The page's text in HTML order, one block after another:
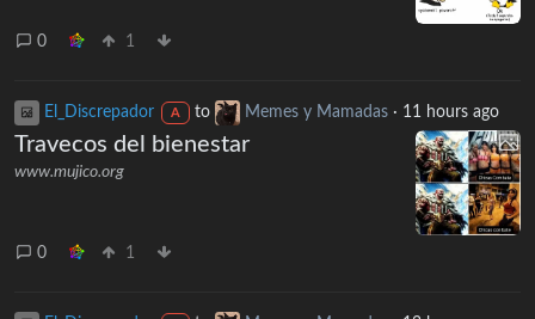
0 1
El_Discrepador A to Memes y Mamadas · 11 hours ago
Travecos del bienestar
www.mujico.org
0 1